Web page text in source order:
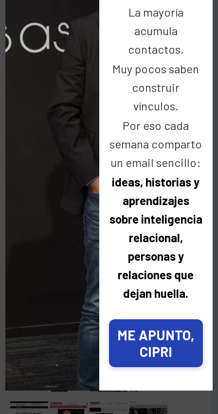
La mayoría
acumula
contactos.
Muy pocos saben
construir
vínculos.
Por eso cada
semana comparto
un email sencillo:
ideas, historias y
aprendizajes
sobre inteligencia
relacional,
personas y
relaciones que
dejan huella.
ME APUNTO,
CIPRI